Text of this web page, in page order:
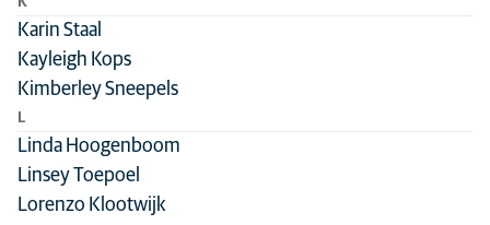
Karin Staal
Kayleigh Kops
Kimberley Sneepels
L
Linda Hoogenboom
Linsey Toepoel
Lorenzo Klootwijk